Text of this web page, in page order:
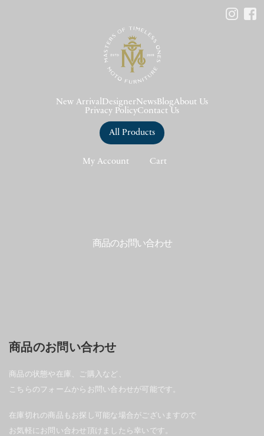
New Arrival DesignerNews BlogAbout Us
Privacy PolicyContact Us
All Products
My Account Cart
商品のお問い合わせ
商品のお問い合わせ
商品の状態や在庫、ご購入など、
こちらのフォームからお問い合わせが可能です。
在庫切れの商品もお探し可能な場合がございますので
お気軽にお問い合わせ頂けましたら幸いです。